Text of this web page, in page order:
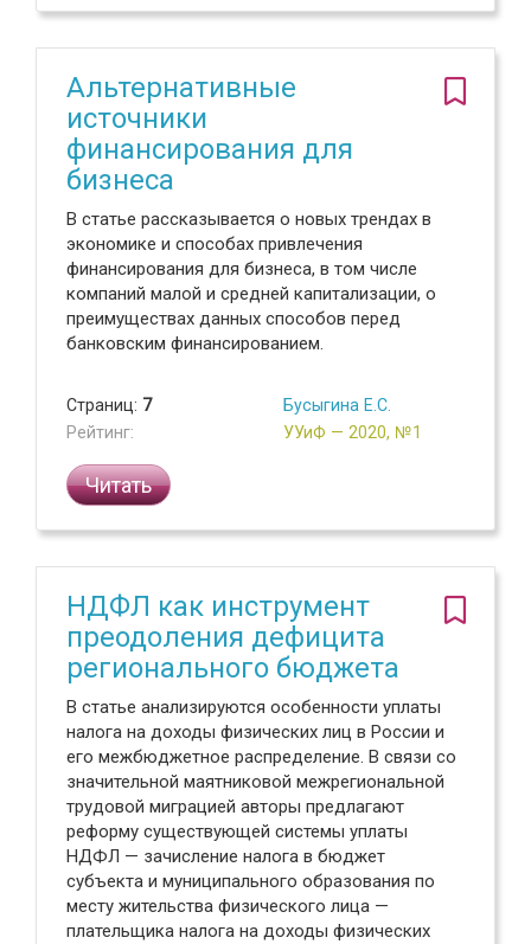
Альтернативные
источники
финансирования для
бизнеса
В статье рассказывается о новых трендах в
экономике и способах привлечения
финансирования для бизнеса, в том числе
компаний малой и средней капитализации, о
преимуществах данных способов перед
банковским финансированием.
Страниц: 7
Рейтинг:
Бусыгина Е.С.
УУиФ — 2020, №1
Читать
НДФЛ как инструмент
преодоления дефицита
регионального бюджета
В статье анализируются особенности уплаты
налога на доходы физических лиц в России и
его межбюджетное распределение. В связи со
значительной маятниковой межрегиональной
трудовой миграцией авторы предлагают
реформу существующей системы уплаты
НДФЛ — зачисление налога в бюджет
субъекта и муниципального образования по
месту жительства физического лица —
плательщика налога на доходы физических